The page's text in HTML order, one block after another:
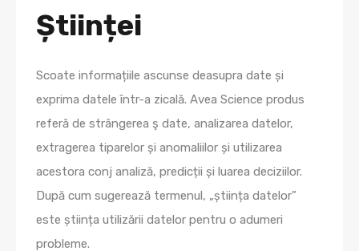
Științei
Scoate informațiile ascunse deasupra date și
exprima datele într-a zicală. Avea Science produs
referă de strângerea ş date, analizarea datelor,
extragerea tiparelor și anomaliilor și utilizarea
acestora conj analiză, predicții și luarea deciziilor.
După cum sugerează termenul, „știința datelor”
este știința utilizării datelor pentru o adumeri
probleme.